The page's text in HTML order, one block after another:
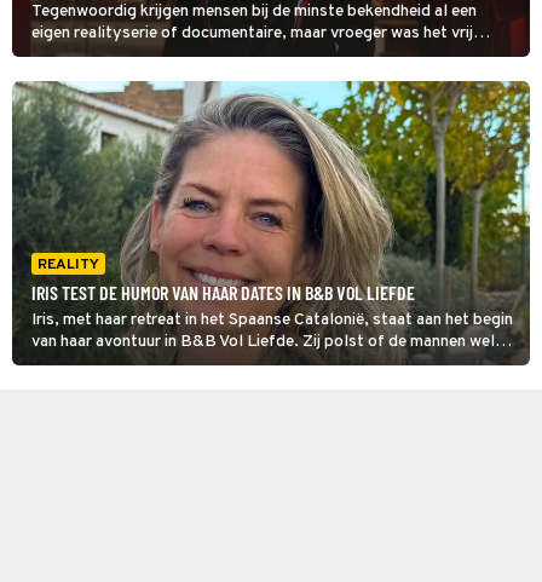
Tegenwoordig krijgen mensen bij de minste bekendheid al een
eigen realityserie of documentaire, maar vroeger was het vrij
zeldzaam als zenders een ster dat vertrouwen gaven. Danny de
Munk was zo iemand die in 2007 het vertrouwen kreeg van de
publieke omroep en daar wordt nu misschien wel een vervolg aan
gegeven.
REALITY
IRIS TEST DE HUMOR VAN HAAR DATES IN B&B VOL LIEFDE
Iris, met haar retreat in het Spaanse Catalonië, staat aan het begin
van haar avontuur in B&B Vol Liefde. Zij polst of de mannen wel
genoeg humor hebben. In diezelfde regio gaven oud-deelnemers